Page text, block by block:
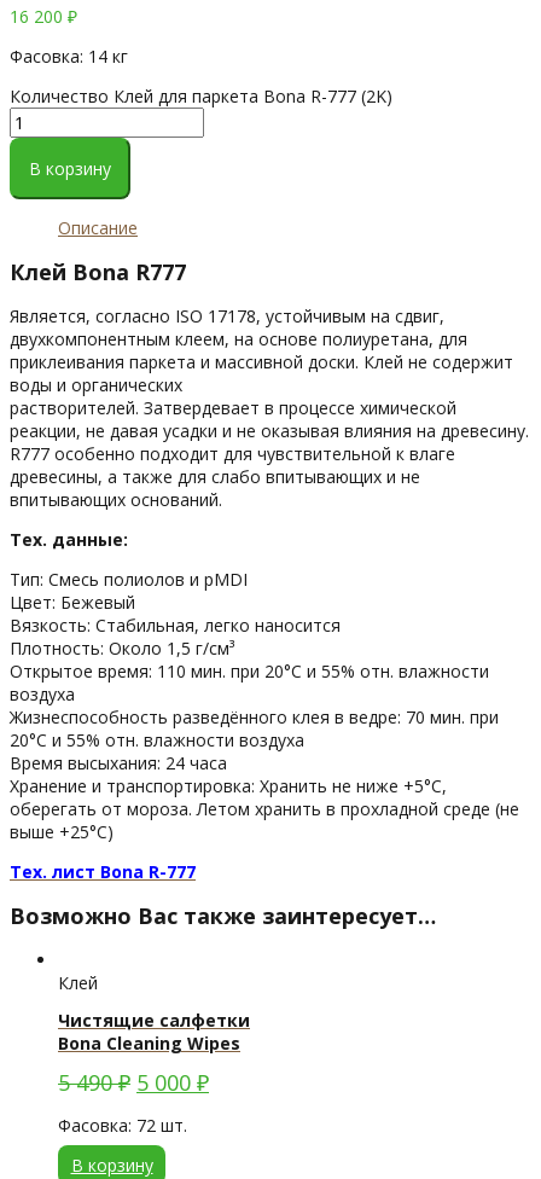
16 200 ₽
Фасовка: 14 кг
Количество Клей для паркета Bona R-777 (2K)
В корзину
Описание
Клей Bona R777
Является, согласно ISO 17178, устойчивым на сдвиг,
двухкомпонентным клеем, на основе полиуретана, для
приклеивания паркета и массивной доски. Клей не содержит
воды и органических
растворителей. Затвердевает в процессе химической
реакции, не давая усадки и не оказывая влияния на древесину.
R777 особенно подходит для чувствительной к влаге
древесины, а также для слабо впитывающих и не
впитывающих оснований.
Тех. данные:
Тип: Смесь полиолов и pMDI
Цвет: Бежевый
Вязкость: Стабильная, легко наносится
Плотность: Около 1,5 г/см³
Открытое время: 110 мин. при 20°C и 55% отн. влажности
воздуха
Жизнеспособность разведённого клея в ведре: 70 мин. при
20°C и 55% отн. влажности воздуха
Время высыхания: 24 часа
Хранение и транспортировка: Хранить не ниже +5°C,
оберегать от мороза. Летом хранить в прохладной среде (не
выше +25°C)
Тех. лист Bona R-777
Возможно Вас также заинтересует…
Клей
Чистящие салфетки
Bona Cleaning Wipes
5 490₽ 5 000 ₽
Фасовка: 72 шт.
В корзину